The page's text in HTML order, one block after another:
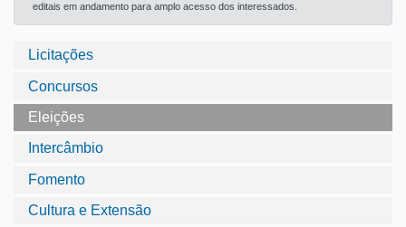
Licitações
Concursos
Eleições
Intercâmbio
Fomento
Cultura e Extensão
editais em andamento para amplo acesso dos interessados.